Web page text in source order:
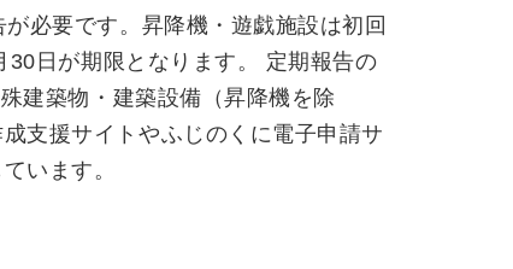
必要です。昇降機・遊戯施設は初回
日が期限となります。 定期報告の
建築物・建築設備（昇降機を除
支援サイトやふじのくに電子申請サ
います。